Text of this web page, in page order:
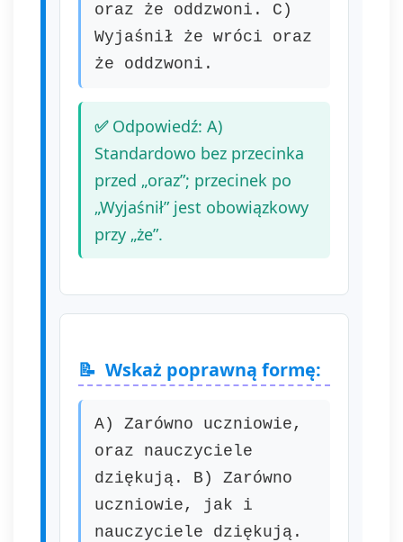
oraz że oddzwoni. C)
Wyjaśnił że wróci oraz
że oddzwoni.
Odpowiedź: A)
Standardowo bez przecinka
przed „oraz”; przecinek po
„Wyjaśnił” jest obowiązkowy
przy „że”.
Wskaż poprawną formę:
A) Zarówno uczniowie,
oraz nauczyciele
dziękują. B) Zarówno
uczniowie, jak i
nauczyciele dziękują.